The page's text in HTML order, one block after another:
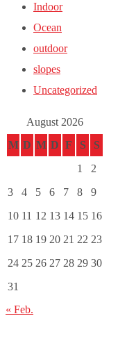
Indoor
Ocean
outdoor
slopes
Uncategorized
August 2026
M D M D F S
S
1
2
3
4 5 6 7 8
9
10 11 12 13 14 15 16
17 18 19 20 21 22 23
24 25 26 27 28 29 30
31
« Feb.